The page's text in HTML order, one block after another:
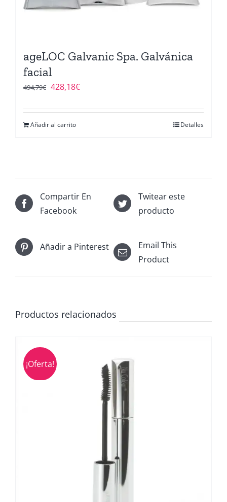
ageLOC Galvanic Spa. Galvánica
facial
494,79€ El
original
era:
428,18€El
actual
Añadir al carrito Detalles
Compartir En
Facebook
Twitear este
producto
Añadir a Pinterest
Email This
Product
Productos relacionados
¡Oferta!